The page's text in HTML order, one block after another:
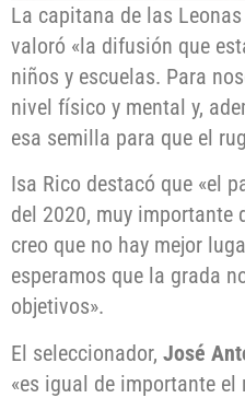
La capitana de las Leonas
valoró «la difusión que
niños y escuelas. Para
nivel físico y mental y,
esa semilla para que el
Isa Rico destacó que «el
del 2020, muy importante
creo que no hay mejor
esperamos que la grada
objetivos».
El seleccionador, José
«es igual de importante